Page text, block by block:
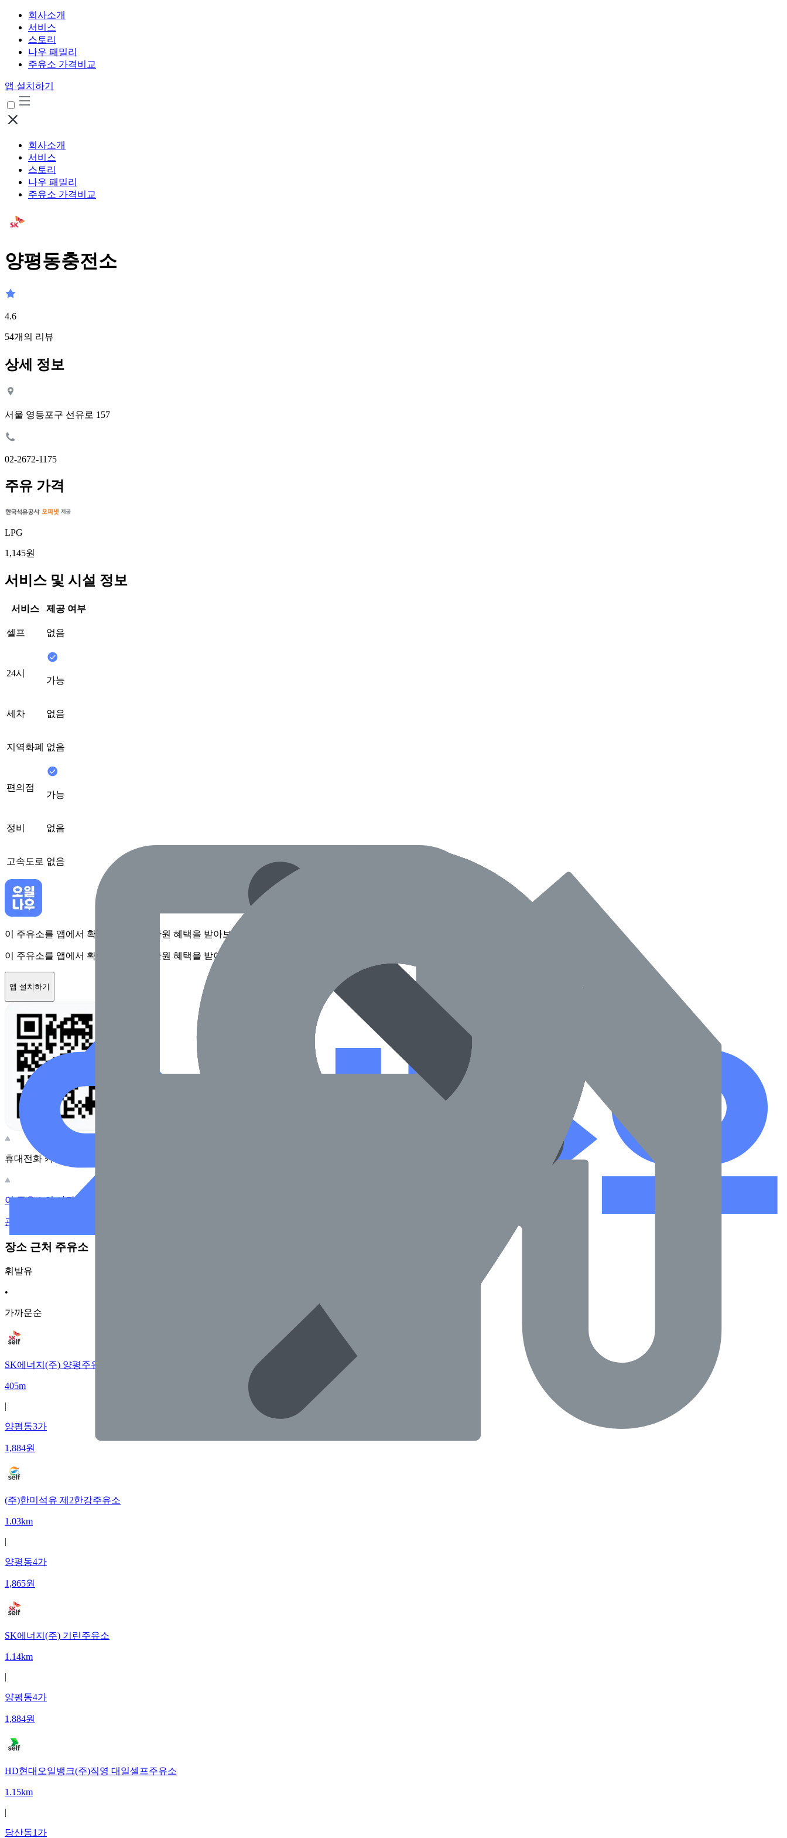
회사소개
서비스
스토리
나우 패밀리
주유소 가격비교
앱 설치하기
회사소개
서비스
스토리
나우 패밀리
주유소 가격비교
양평동충전소
4.6
54개의 리뷰
상세 정보
서울 영등포구 선유로 157
02-2672-1175
주유 가격
LPG
1,145원
서비스 및 시설 정보
서비스 제공 여부
셀프 없음
24시
가능
세차 없음
지역화폐 없음
편의점
가능
정비 없음
고속도로 없음
이 주유소를 앱에서 확인하고 최대 1만원 혜택을 받아보세요
이 주유소를 앱에서 확인하고 최대 1만원 혜택을 받아보세요
앱 설치하기
휴대전화 카메라로 찍어보세요
이 주유소의 사장님이신가요?
관리하기
장소 근처 주유소
휘발유
•
가까운순
SK에너지(주) 양평주유소
405m
|
양평동3가
1,884원
(주)한미석유 제2한강주유소
1.03km
|
양평동4가
1,865원
SK에너지(주) 기린주유소
1.14km
|
양평동4가
1,884원
HD현대오일뱅크(주)직영 대일셀프주유소
1.15km
|
당산동1가